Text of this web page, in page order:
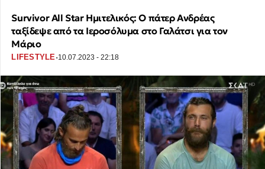
Survivor All Star Ημιτελικός: Ο πάτερ Ανδρέας
ταξίδεψε από τα Ιεροσόλυμα στο Γαλάτσι για τον
Μάριο
LIFESTYLE·10.07.2023 - 22:18